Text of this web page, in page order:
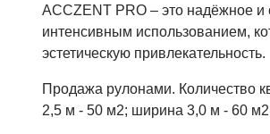
ACCZENT PRO – это надёжное
интенсивным использованием,
эстетическую привлекательность.
Продажа рулонами. Количество
2,5 м - 50 м2; ширина 3,0 м - 60